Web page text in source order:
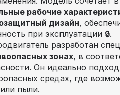
рабочие
дизайн,
при эксплуатации 🔒.
разработан
зонах, в
Он идеально
средах, где
пыли.